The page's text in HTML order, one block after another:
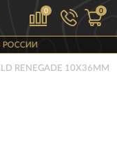
0 0
RENEGADE 10X36MM